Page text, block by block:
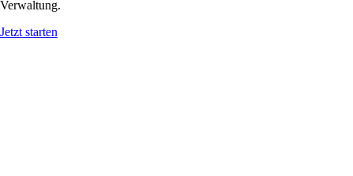
Verwaltung.
Jetzt starten